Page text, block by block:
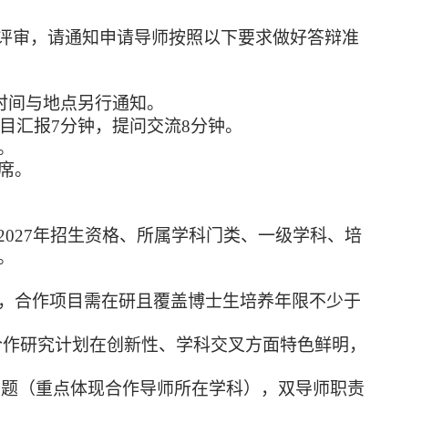
审，请通知申请导师按照以下要求做好答辩准
与地点另行通知。
汇报7分钟，提问交流8分钟。
。
7年招生资格、所属学科门类、一级学科、培
合作项目需在研且覆盖博士生培养年限不少于
研究计划在创新性、学科交叉方面特色鲜明，
（重点体现合作导师所在学科），双导师职责